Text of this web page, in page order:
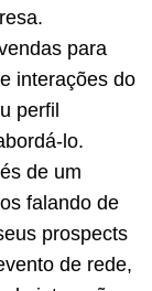
para
interações do
perfil
lo.
de um
falando de
prospects
de rede,